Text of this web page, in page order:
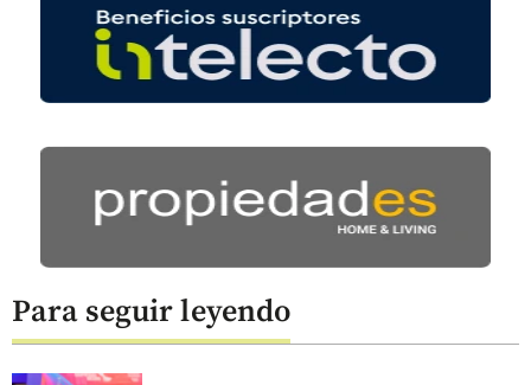
Para seguir leyendo